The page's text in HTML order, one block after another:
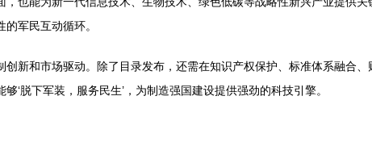
军民互动循环。
新和市场驱动。除了目录发布，还需在知识产权保护、标准体系融合
‘脱下军装，服务民生’，为制造强国建设提供强劲的科技引擎。